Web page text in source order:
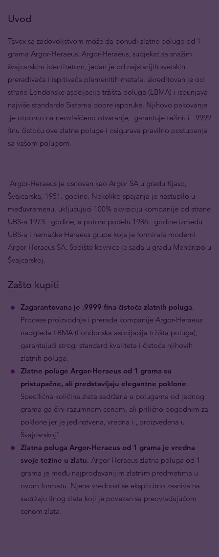
Uvod
Tavex sa zadovoljstvom može da ponudi zlatne poluge od 1
grama Argor-Heraeus. Argor-Heraeus, subjekat sa snažim
švajcarskim identitetom, jedan je od najstarijih svetskih
prerađivača i ispitivača plemenitih metala, akreditovan je od
strane Londonske asocijacije tržišta poluga (LBMA) i ispunjava
najviše standarde Sistema dobre isporuke. Njihovo pakovanje
je otporno na neovlašćeno otvaranje, garantuje težinu i .9999
finu čistoću ove zlatne poluge i osigurava pravilno postupanje
sa vašom polugom.
Argor-Heraeus je osnovan kao Argor SA u gradu Kjaso,
Švajcarska, 1951. godine. Nekoliko spajanja je nastupilo u
međuvremenu, uključujući 100% akviziciju kompanije od strane
UBS-a 1973. godine, a potom podelu 1986. godine između
UBS-a i nemačke Heraeus grupe koja je formirala moderni
Argor Heraeus SA. Sedište kovnice je sada u gradu Mendrizio u
Švajcarskoj.
Zašto kupiti
Zagarantovana je .9999 fina čistoća zlatnih poluga.
Procese proizvodnje i prerade kompanije Argor-Heraeus
nadgleda LBMA (Londonska asocijacija tržišta poluga),
garantujući strogi standard kvaliteta i čistoće njihovih
zlatnih poluga.
Zlatne poluge Argor-Heraeus od 1 grama su
pristupačne, ali predstavljaju elegantne poklone.
Specifična količina zlata sadržana u polugama od jednog
grama ga čini razumnom cenom, ali prilično pogodnim za
poklone jer je jedinstvena, vredna i „proizvedena u
Švajcarskoj“.
Zlatna poluga Argor-Heraeus od 1 grama je vredna
svoje težine u zlatu. Argor-Heraeus zlatna poluga od 1
grama je među najprodavanijim zlatnim predmetima u
ovom formatu. Njena vrednost se eksplicitno zasniva na
sadržaju finog zlata koji je povezan sa preovlađujućom
cenom zlata.